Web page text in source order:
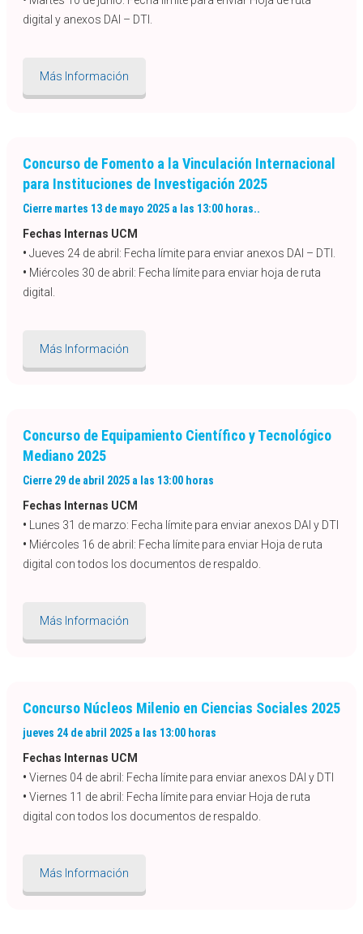
digital y anexos DAI – DTI.
Más Información
Concurso de Fomento a la Vinculación Internacional
para Instituciones de Investigación 2025
Cierre martes 13 de mayo 2025 a las 13:00 horas..
Fechas Internas UCM
• Jueves 24 de abril: Fecha límite para enviar anexos DAI – DTI.
• Miércoles 30 de abril: Fecha límite para enviar hoja de ruta
digital.
Más Información
Concurso de Equipamiento Científico y Tecnológico
Mediano 2025
Cierre 29 de abril 2025 a las 13:00 horas
Fechas Internas UCM
• Lunes 31 de marzo: Fecha límite para enviar anexos DAI y DTI
• Miércoles 16 de abril: Fecha límite para enviar Hoja de ruta
digital con todos los documentos de respaldo.
Más Información
Concurso Núcleos Milenio en Ciencias Sociales 2025
jueves 24 de abril 2025 a las 13:00 horas
Fechas Internas UCM
• Viernes 04 de abril: Fecha límite para enviar anexos DAI y DTI
• Viernes 11 de abril: Fecha límite para enviar Hoja de ruta
digital con todos los documentos de respaldo.
Más Información